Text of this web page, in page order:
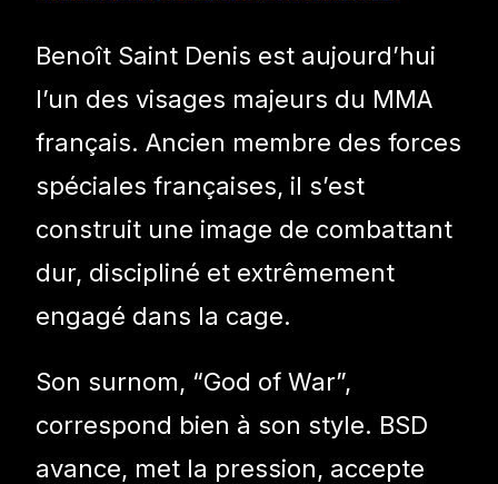
Benoît Saint Denis est aujourd’hui
l’un des visages majeurs du MMA
français. Ancien membre des forces
spéciales françaises, il s’est
construit une image de combattant
dur, discipliné et extrêmement
engagé dans la cage.
Son surnom, “God of War”,
correspond bien à son style. BSD
avance, met la pression, accepte